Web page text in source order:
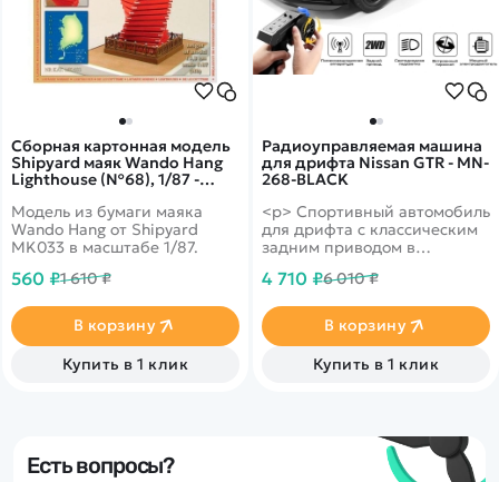
Сборная картонная модель
Shipyard маяк Wando Hang
Lighthouse (№68), 1/87 -
Модель из бумаги маяка
Wando Hang от Shipyard
MK033 в масштабе 1/87.
560 ₽1 610 ₽
В корзину
Купить в 1 клик
Радиоуправляемая машина
для дрифта Nissan GTR - MN-
268-BLACK
<p> Cпортивный автомобиль
для дрифта с классическим
задним приводом в
поставляется в полностью
виде </p>
4 710 ₽6 010 ₽
В корзину
Купить в 1 клик
Есть вопросы?